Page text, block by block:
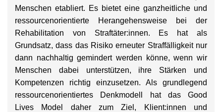
Menschen etabliert. Es bietet eine ganzheitliche und
ressourcenorientierte Herangehensweise bei der
Rehabilitation von Straftäter:innen. Es hat als
Grundsatz, dass das Risiko erneuter Straffälligkeit nur
dann nachhaltig gemindert werden könne, wenn wir
Menschen dabei unterstützen, ihre Stärken und
Kompetenzen richtig einzusetzen. Als grundlegend
ressourcenorientiertes Denkmodell hat das Good
Lives Model daher zum Ziel, Klient:innen und